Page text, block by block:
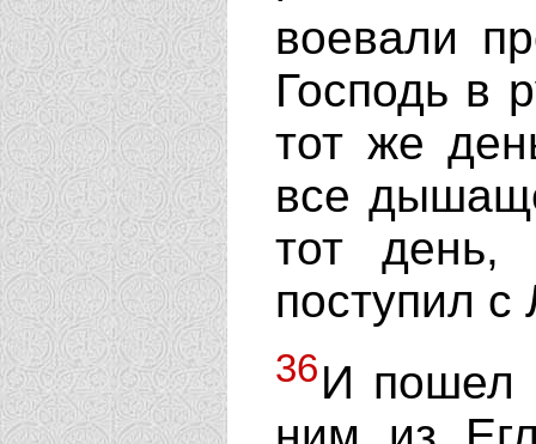
воевали
Господь в
тот же
все
тот день,
поступил
36И пошел